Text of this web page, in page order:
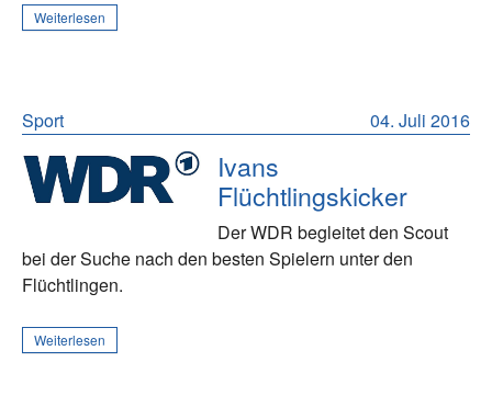
Weiterlesen
04. Juli 2016
Sport
Ivans
Flüchtlingskicker
Der WDR begleitet den Scout
bei der Suche nach den besten Spielern unter den
Flüchtlingen.
Weiterlesen